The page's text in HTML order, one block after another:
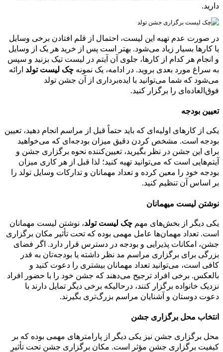
دارید.
در صورت عدم تهیه این لیست، احتمال از قلم افتادن برخی وسایل
یا کارها بسیار زیاد می‌شود. بهتر است پس از خرید هر یک از وسایل
و انجام هر کدام از کارها، جلوی آن آیتم در لیست تیک بزنید و سپس
به سراغ مورد بعدی بروید. در ادامه، یک نمونه چک لیست تولد ارائه
می‌شود که شما می‌توانید با ایده‌برداری از آن جشن تولد
فوق‌العاده‌ای را برگزار کنید.
تعیین بودجه
یکی از کارهای اولیه‌ای که باید حتماً قبل از مراسم انجام دهید، تعیین
بودجه است. مشخص کردن دقیق میزان بودجه‌ای که می‌خواهید
برای این جشن در نظر بگیرید، تعیین‌کننده نحوه برگزاری جشن و
آیتم‌هایی است که می‌توانید تهیه کنید؛ لذا قبل از هر کاری میزان
بودجه خود را معین کرده و تعداد مهمانان و تدارکات وسایل تولد را
بر اساس آن تنظیم کنید.
نوشتن لیست میهمانان
یکی دیگر از بخش‌های مهم چک لیست تولد، نوشتن لیست مهمانان
است. تعداد مهمان‌ها عامل مهمی بوده که تحت تأثیر مکان برگزاری
جشن، امکانات پذیرایی و بودجه در دسترس قرار دارد. اگر فضای
بزرگی برای برگزاری مراسم مد نظر داشته یا بودجه‌تان به قدر
کافی است، می‌توانید تعداد مهمانان بیشتری را دعوت کنید و
بالعکس. برخی افراد ترجیح می‌دهند که جشن خود را با حضور افراد
نزدیک خانواده برگزار کنند، درحالی­که برخی دیگر تمایل دارند با
دعوت دوستان و آشنایان مراسم بزرگ‌تری بگیرند.
انتخاب محل برگزاری جشن
محل برگزاری جشن نیز یکی دیگر از پارامترهای مهمی بوده که بر
کیفیت برگزاری جشن مؤثر است. مکان برگزاری جشن تحت تأثیر